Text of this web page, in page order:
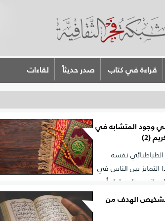
قراءة في كتاب صدر حديثاً لقاءات
وجود المتشابه في
(2)
الطباطبائي نفسه
بين الناس في
وإن حاول أن
يصوغه بشكل آخر &quot;فظهر أن للناس - بحسب مراتب قربهم
تعالى - مراتب مختلفة من العمل والعلم، ولازمه أن
الهدف من